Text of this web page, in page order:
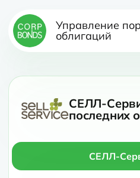
Управление
облигаций
СЕЛЛ-
последних
СЕЛЛ-